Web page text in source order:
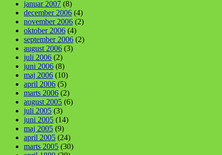
januar 2007 (8)
december 2006 (4)
november 2006 (2)
oktober 2006 (4)
september 2006 (2)
august 2006 (3)
juli 2006 (2)
juni 2006 (8)
maj 2006 (10)
april 2006 (5)
marts 2006 (2)
august 2005 (6)
juli 2005 (3)
juni 2005 (14)
maj 2005 (9)
april 2005 (24)
marts 2005 (30)